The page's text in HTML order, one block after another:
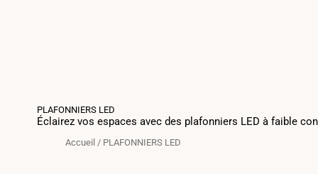
PLAFONNIERS LED
Éclairez vos espaces avec des plafonniers LED à faible
Accueil / PLAFONNIERS LED